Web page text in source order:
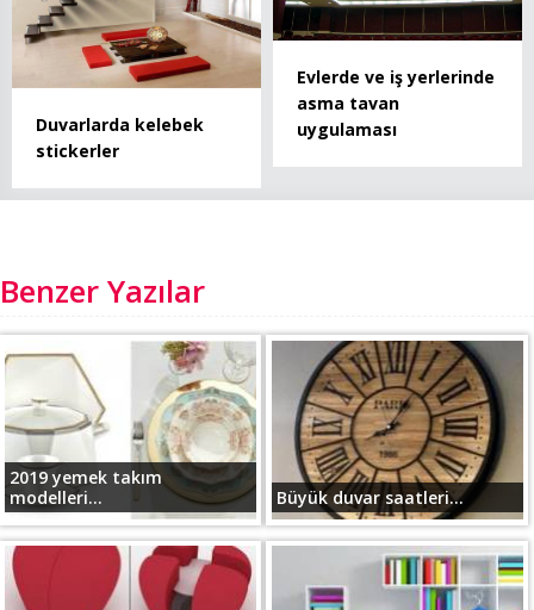
Duvarlarda kelebek
stickerler
Evlerde ve iş yerlerinde
asma tavan
uygulaması
Benzer Yazılar
2019 yemek takım
modelleri...
Büyük duvar saatleri...